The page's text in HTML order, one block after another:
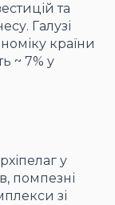
та
Галузі
країни
~ 7% у
у
помпезні
зі